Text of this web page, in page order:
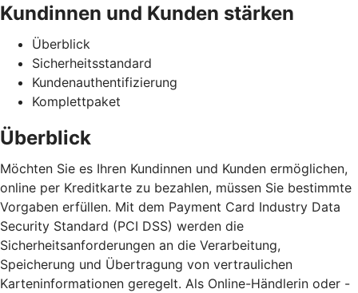
Kundinnen und Kunden stärken
Überblick
Sicherheitsstandard
Kundenauthentifizierung
Komplettpaket
Überblick
Möchten Sie es Ihren Kundinnen und Kunden ermöglichen,
online per Kreditkarte zu bezahlen, müssen Sie bestimmte
Vorgaben erfüllen. Mit dem Payment Card Industry Data
Security Standard (PCI DSS) werden die
Sicherheitsanforderungen an die Verarbeitung,
Speicherung und Übertragung von vertraulichen
Karteninformationen geregelt. Als Online-Händlerin oder -